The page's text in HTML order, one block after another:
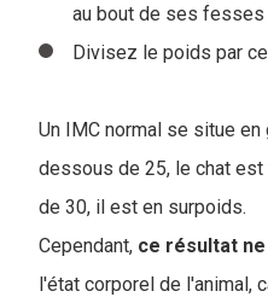
au bout de ses fesses
Divisez le poids par
Un IMC normal se situe
dessous de 25, le chat
de 30, il est en surpoids.
Cependant, ce résultat
l'état corporel de l'animal,